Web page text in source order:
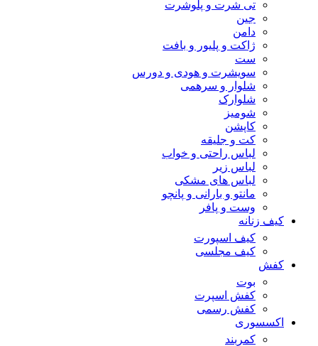
تی شرت و پلوشرت
جین
دامن
ژاکت و پلیور و بافت
ست
سویشرت و هودی و دورس
شلوار و سرهمی
شلوارک
شومیز
کاپشن
کت و جلیقه
لباس راحتی و خواب
لباس زیر
لباس های مشکی
مانتو و بارانی و پانچو
وست و پافر
کیف زنانه
کیف اسپورت
کیف مجلسی
کفش
بوت
کفش اسپرت
کفش رسمی
اکسسوری
کمربند